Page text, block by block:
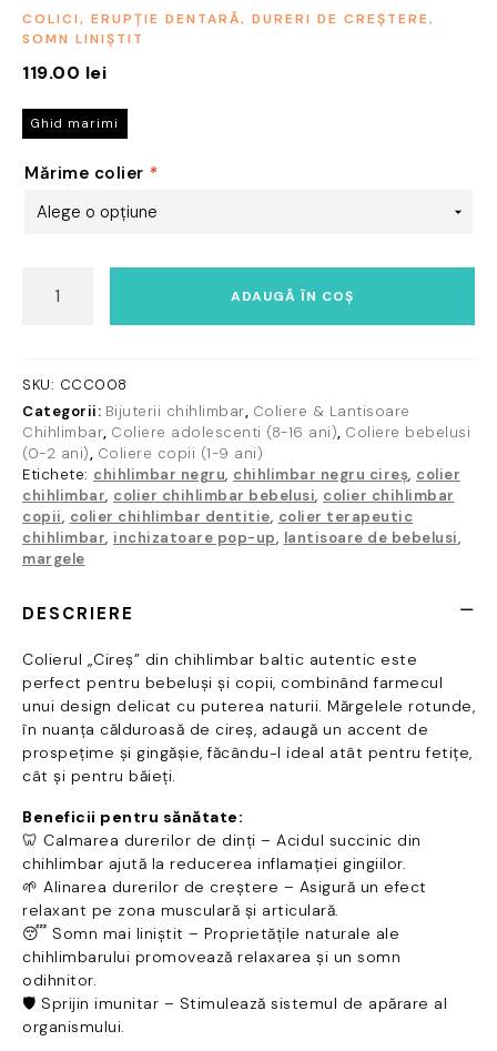
COLICI, ERUPȚIE DENTARĂ, DURERI DE CREȘTERE,
SOMN LINIȘTIT
119.00 lei
Ghid marimi
Mărime colier *
Colier
~
cireș
ADAUGĂ ÎN COȘ
SKU: CCC008
Categorii: Bijuterii chihlimbar, Coliere & Lantisoare
Chihlimbar, Coliere adolescenti (8-16 ani), Coliere bebelusi
(0-2 ani), Coliere copii (1-9 ani)
Etichete: chihlimbar negru, chihlimbar negru cireș, colier
chihlimbar, colier chihlimbar bebelusi, colier chihlimbar
copii, colier chihlimbar dentitie, colier terapeutic
chihlimbar, inchizatoare pop-up, lantisoare de bebelusi,
margele
DESCRIERE
Colierul „Cireș” din chihlimbar baltic autentic este
perfect pentru bebeluși și copii, combinând farmecul
unui design delicat cu puterea naturii. Mărgelele rotunde,
în nuanța călduroasă de cireș, adaugă un accent de
prospețime și gingășie, făcându-l ideal atât pentru fetițe,
cât și pentru băieți.
Beneficii pentru sănătate:
🦷 Calmarea durerilor de dinți – Acidul succinic din
chihlimbar ajută la reducerea inflamației gingiilor.
🌱 Alinarea durerilor de creștere – Asigură un efect
relaxant pe zona musculară și articulară.
😴 Somn mai liniștit – Proprietățile naturale ale
chihlimbarului promovează relaxarea și un somn
odihnitor.
🛡 Sprijin imunitar – Stimulează sistemul de apărare al
organismului.